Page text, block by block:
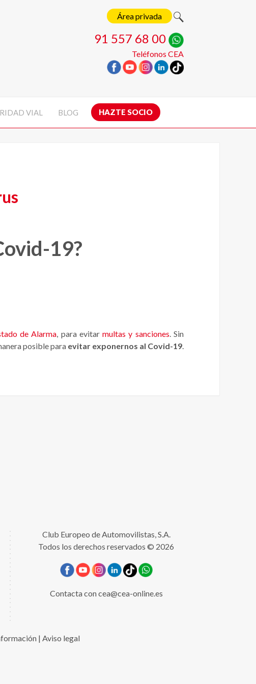
Área privada
91 557 68 00
Teléfonos CEA
VIAL BLOG HAZTE SOCIO
19?
de Alarma, para evitarmultas y sanciones. Sin
posible para evitar exponernos al Covid-19.
Club Europeo de Automovilistas, S.A.
Todos los derechos reservados © 2026
Contacta concea@cea-online.es
| Aviso legal